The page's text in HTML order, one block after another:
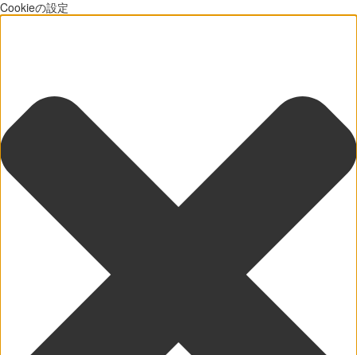
Cookieの設定